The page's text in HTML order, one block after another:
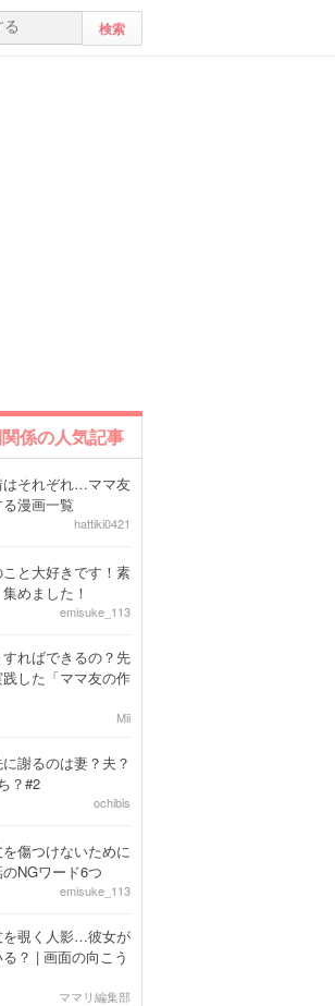
係の人気記事
はそれぞれ…ママ友
漫画一覧
hattiki0421
と大好きです！素
めました！
emisuke_113
ればできるの？先
した「ママ友の作
Mii
謝るのは妻？夫？
？#2
ochibis
傷つけないために
NGワード6つ
emisuke_113
を覗く人影…彼女が
？ | 画面の向こう
ママリ編集部